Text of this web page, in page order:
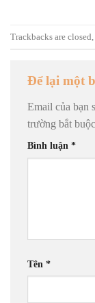
Trackbacks are
Để lại một
Email của bạn
trường bắt
Bình luận *
Tên *